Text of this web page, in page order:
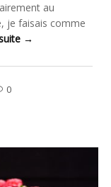
au
je faisais comme
→
0